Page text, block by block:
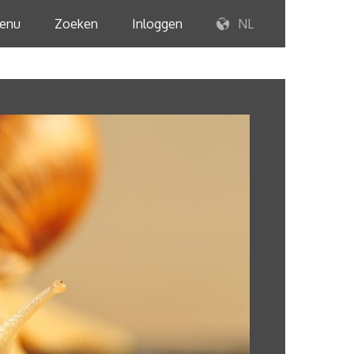
Zoeken Inloggen NL